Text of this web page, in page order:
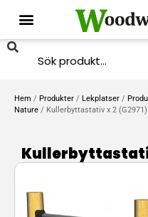
Hem / Produkter / Lekplatser /
Nature / Kullerbyttastativ x 2 (G2971)